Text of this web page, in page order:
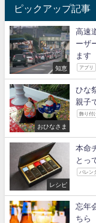
ピックアップ記事
知恵
高速
ーザ
ます
アプリ
おひなさま
ひな
親子
飾り付
レシピ
本命
とっ
バレン
忘年
ちら